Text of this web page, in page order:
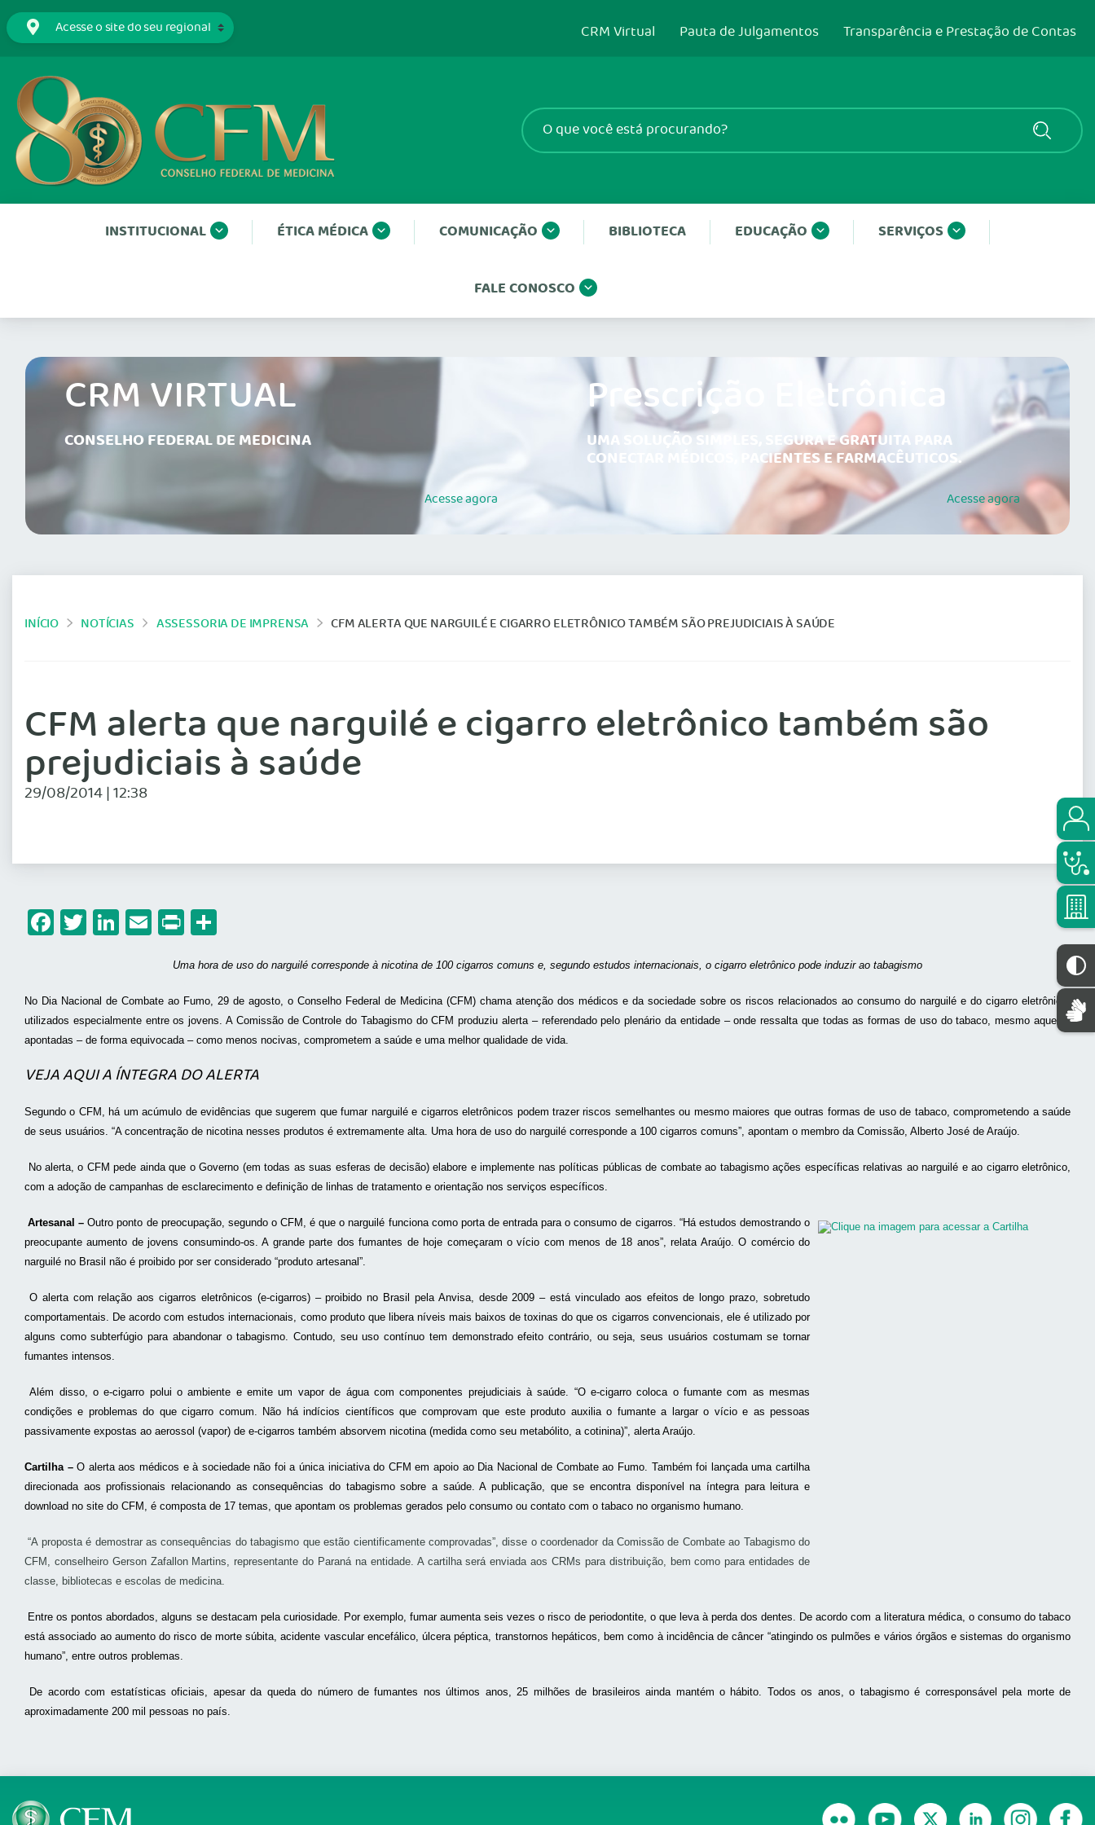
CRM Virtual Pauta de Julgamentos Transparência e Prestação de Contas
INSTITUCIONAL ÉTICA MÉDICA COMUNICAÇÃO BIBLIOTECA EDUCAÇÃO SERVIÇOS
FALE CONOSCO
CRM VIRTUAL
CONSELHO FEDERAL DE MEDICINA
Acesseagora
Prescrição Eletrônica
UMA SOLUÇÃO SIMPLES, SEGURA E GRATUITA PARA
CONECTAR MÉDICOS, PACIENTES E FARMACÊUTICOS.
Acesseagora
INÍCIO NOTÍCIAS ASSESSORIA DE IMPRENSA CFM ALERTA QUE NARGUILÉ E CIGARRO ELETRÔNICO TAMBÉM SÃO PREJUDICIAIS À SAÚDE
CFM alerta que narguilé e cigarro eletrônico também são
prejudiciais à saúde
29/08/2014 | 12:38
Facebook
Twitter
LinkedIn
Email
Print
Uma hora de uso do narguilé corresponde à nicotina de 100 cigarros comuns e, segundo estudos internacionais, o cigarro eletrônico pode induzir ao tabagismo
No Dia Nacional de Combate ao Fumo, 29 de agosto, o Conselho Federal de Medicina (CFM) chama atenção dos médicos e da sociedade sobre os riscos relacionados ao consumo do narguilé e do cigarro eletrônico,
utilizados especialmente entre os jovens. A Comissão de Controle do Tabagismo do CFM produziu alerta – referendado pelo plenário da entidade – onde ressalta que todas as formas de uso do tabaco, mesmo aquelas
apontadas – de forma equivocada – como menos nocivas, comprometem a saúde e uma melhor qualidade de vida.
VEJA AQUI A ÍNTEGRA DO ALERTA
Segundo o CFM, há um acúmulo de evidências que sugerem que fumar narguilé e cigarros eletrônicos podem trazer riscos semelhantes ou mesmo maiores que outras formas de uso de tabaco, comprometendo a saúde
de seus usuários. “A concentração de nicotina nesses produtos é extremamente alta. Uma hora de uso do narguilé corresponde a 100 cigarros comuns”, apontam o membro da Comissão, Alberto José de Araújo.
No alerta, o CFM pede ainda que o Governo (em todas as suas esferas de decisão) elabore e implemente nas políticas públicas de combate ao tabagismo ações específicas relativas ao narguilé e ao cigarro eletrônico,
com a adoção de campanhas de esclarecimento e definição de linhas de tratamento e orientação nos serviços específicos.
Artesanal – Outro ponto de preocupação, segundo o CFM, é que o narguilé funciona como porta de entrada para o consumo de cigarros. “Há estudos demostrando o
preocupante aumento de jovens consumindo-os. A grande parte dos fumantes de hoje começaram o vício com menos de 18 anos”, relata Araújo. O comércio do
narguilé no Brasil não é proibido por ser considerado “produto artesanal”.
O alerta com relação aos cigarros eletrônicos (e-cigarros) – proibido no Brasil pela Anvisa, desde 2009 – está vinculado aos efeitos de longo prazo, sobretudo
comportamentais. De acordo com estudos internacionais, como produto que libera níveis mais baixos de toxinas do que os cigarros convencionais, ele é utilizado por
alguns como subterfúgio para abandonar o tabagismo. Contudo, seu uso contínuo tem demonstrado efeito contrário, ou seja, seus usuários costumam se tornar
fumantes intensos.
Além disso, o e-cigarro polui o ambiente e emite um vapor de água com componentes prejudiciais à saúde. “O e-cigarro coloca o fumante com as mesmas
condições e problemas do que cigarro comum. Não há indícios científicos que comprovam que este produto auxilia o fumante a largar o vício e as pessoas
passivamente expostas ao aerossol (vapor) de e-cigarros também absorvem nicotina (medida como seu metabólito, a cotinina)”, alerta Araújo.
Cartilha –O alerta aos médicos e à sociedade não foi a única iniciativa do CFM em apoio ao Dia Nacional de Combate ao Fumo. Também foi lançada uma cartilha
direcionada aos profissionais relacionando as consequências do tabagismo sobre a saúde. A publicação, que se encontra disponível na íntegra para leitura e
download no site do CFM, é composta de 17 temas, que apontam os problemas gerados pelo consumo ou contato com o tabaco no organismo humano.
“A proposta é demostrar as consequências do tabagismo que estão cientificamente comprovadas”, disse o coordenador da Comissão de Combate ao Tabagismo do
CFM, conselheiro Gerson Zafallon Martins, representante do Paraná na entidade. A cartilha será enviada aos CRMs para distribuição, bem como para entidades de
classe, bibliotecas e escolas de medicina.
Entre os pontos abordados, alguns se destacam pela curiosidade. Por exemplo, fumar aumenta seis vezes o risco de periodontite, o que leva à perda dos dentes. De acordo com a literatura médica, o consumo do tabaco
está associado ao aumento do risco de morte súbita, acidente vascular encefálico, úlcera péptica, transtornos hepáticos, bem como à incidência de câncer “atingindo os pulmões e vários órgãos e sistemas do organismo
humano”, entre outros problemas.
De acordo com estatísticas oficiais, apesar da queda do número de fumantes nos últimos anos, 25 milhões de brasileiros ainda mantém o hábito. Todos os anos, o tabagismo é corresponsável pela morte de
aproximadamente 200 mil pessoas no país.